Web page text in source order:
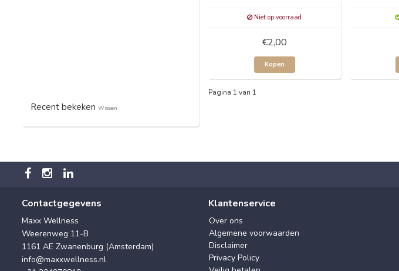
Recent bekeken Wissen
Niet op voorraad
€2,00
Kopen
Pagina 1 van 1
Contactgegevens
Maxx Wellness
Weerenweg 11-B
1161 AE Zwanenburg (Amsterdam)
info@maxxwellness.nl
Klantenservice
Over ons
Algemene voorwaarden
Disclaimer
Privacy Policy